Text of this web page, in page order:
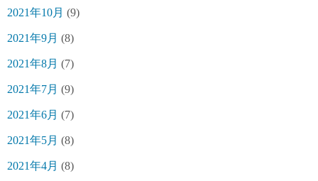
2021年10月 (9)
2021年9月 (8)
2021年8月 (7)
2021年7月 (9)
2021年6月 (7)
2021年5月 (8)
2021年4月 (8)